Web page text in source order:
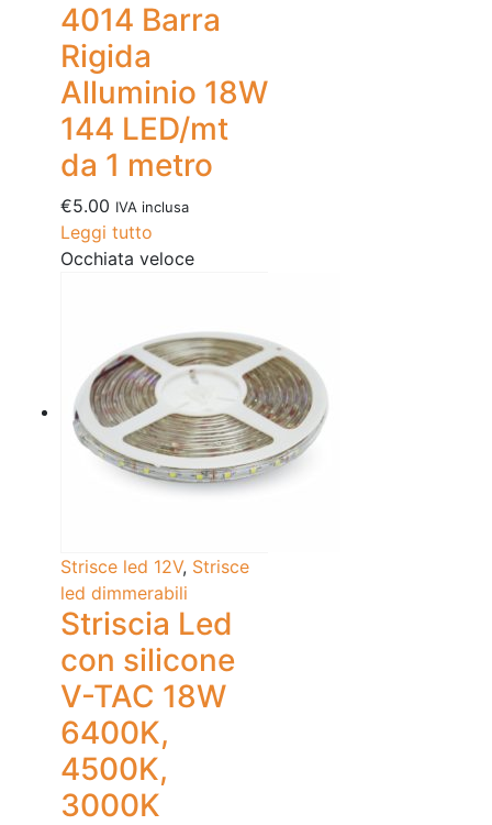
4014 Barra
Rigida
Alluminio 18W
144 LED/mt
da 1 metro
€5.00 IVA inclusa
Leggi tutto
Occhiata veloce
Strisce led 12V, Strisce
led dimmerabili
Striscia Led
con silicone
V-TAC 18W
6400K,
4500K,
3000K